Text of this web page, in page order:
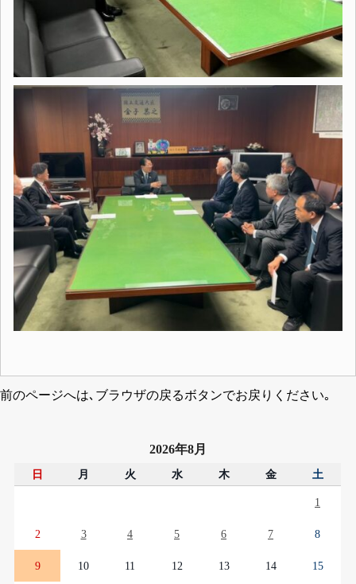
前のページへは､ブラウザの戻るボタンでお戻りください｡
2026年8月
日 月 火 水 木 金 土
1
2 3 4 5 6 7 8
9 10 11 12 13 14 15